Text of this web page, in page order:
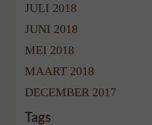
JULI 2018
JUNI 2018
MEI 2018
MAART 2018
DECEMBER 2017
Tags